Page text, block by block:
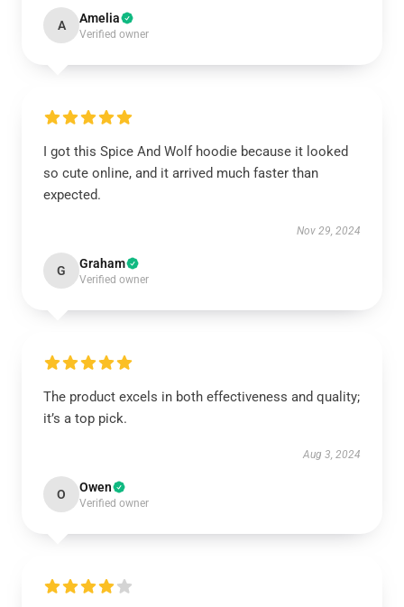
A Amelia
Verified owner
I got this Spice And Wolf hoodie because it looked
so cute online, and it arrived much faster than
expected.
Nov 29, 2024
G Graham
Verified owner
The product excels in both effectiveness and quality;
it’s a top pick.
Aug 3, 2024
O Owen
Verified owner